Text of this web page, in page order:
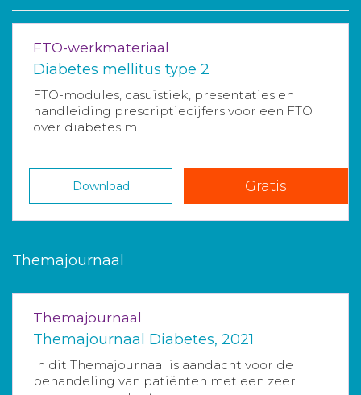
FTO-werkmateriaal
Diabetes mellitus type 2
FTO-modules, casuïstiek, presentaties en
handleiding prescriptiecijfers voor een FTO
over diabetes m...
Download Gratis
Themajournaal
Themajournaal
Themajournaal Diabetes, 2021
In dit Themajournaal is aandacht voor de
behandeling van patiënten met een zeer